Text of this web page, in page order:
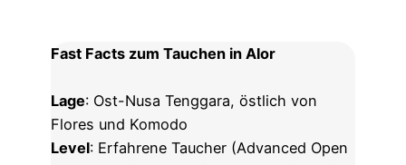
Fast Facts zum Tauchen in Alor
Lage: Ost-Nusa Tenggara, östlich von
Flores und Komodo
Level: Erfahrene Taucher (Advanced Open